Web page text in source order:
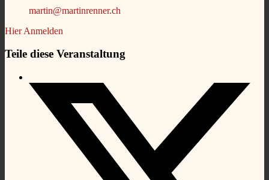
martin@martinrenner.ch
Hier Anmelden
Teile diese Veranstaltung